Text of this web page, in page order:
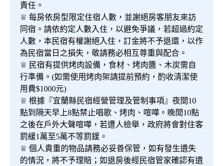
責任。
♕ 每房依房型限定住宿人數，並謝絕房客朋友來訪
同宿。請依約定人數入住，以避免爭議，若超過約定
人數，本民宿有權謝絕入住，訂金將不予退還，以作
為民宿當日之損失，敬請務必相互尊重與配合。
♕ 民宿有提供烤肉設備，食材、烤肉醬、木炭需自
行準備。(如需使用烤肉架請提前預約，酌收清潔使
用費$1000元)
♕ 根據『宜蘭縣民宿經營管理及管制事項』夜間10
點到隔天早上8點禁止唱歌、烤肉、喧嘩。晚間10點
之後在戶外大聲喧嘩，若遭人檢舉，政府將會對住客
罰緩1萬至5萬不等罰鍰。
♕ 個人貴重的物品請務必妥善保管，如有發生遺失
的情況，將不予理賠；如退房後經民宿管家確認有遺